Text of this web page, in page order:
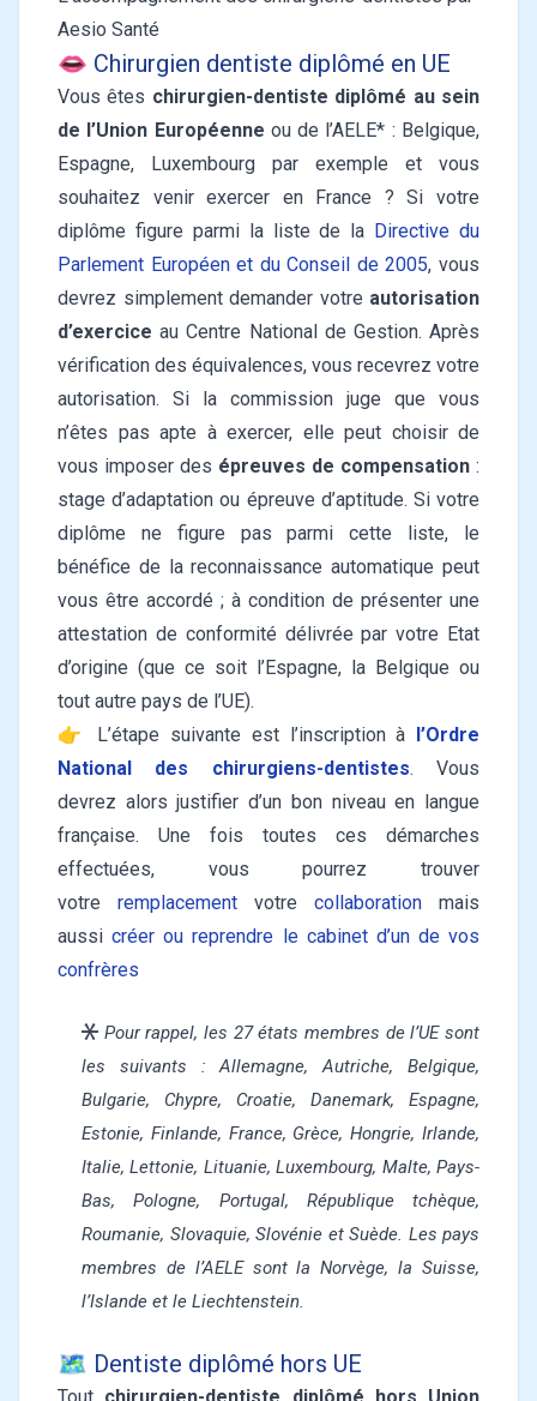
Aesio Santé
👄 Chirurgien dentiste diplômé en UE
Vous êtes chirurgien-dentiste diplômé au sein
de l’Union Européenne ou de l’AELE* : Belgique,
Espagne, Luxembourg par exemple et vous
souhaitez venir exercer en France ? Si votre
diplôme figure parmi la liste de la Directive du
Parlement Européen et du Conseil de 2005, vous
devrez simplement demander votre autorisation
d’exerciceau Centre National de Gestion. Après
vérification des équivalences, vous recevrez votre
autorisation. Si la commission juge que vous
n’êtes pas apte à exercer, elle peut choisir de
vous imposer des épreuves de compensation :
stage d’adaptation ou épreuve d’aptitude. Si votre
diplôme ne figure pas parmi cette liste, le
bénéfice de la reconnaissance automatique peut
vous être accordé ; à condition de présenter une
attestation de conformité délivrée par votre Etat
d’origine (que ce soit l’Espagne, la Belgique ou
tout autre pays de l’UE).
👉 L’étape suivante est l’inscription à l’Ordre
National des chirurgiens-dentistes. Vous
devrez alors justifier d’un bon niveau en langue
française. Une fois toutes ces démarches
effectuées, vous pourrez trouver
votre remplacement votre collaboration mais
aussicréer ou reprendre le cabinet d’un de vos
confrères
Pour rappel, les 27 états membres de l’UE sont
les suivants : Allemagne, Autriche, Belgique,
Bulgarie, Chypre, Croatie, Danemark, Espagne,
Estonie, Finlande, France, Grèce, Hongrie, Irlande,
Italie, Lettonie, Lituanie, Luxembourg, Malte, Pays-
Bas, Pologne, Portugal, République tchèque,
Roumanie, Slovaquie, Slovénie et Suède. Les pays
membres de l’AELE sont la Norvège, la Suisse,
l’Islande et le Liechtenstein.
🗺️ Dentiste diplômé hors UE